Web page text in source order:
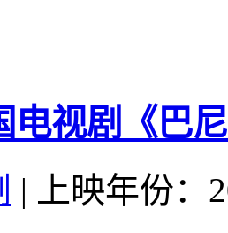
电视剧《巴
|
上映年份：